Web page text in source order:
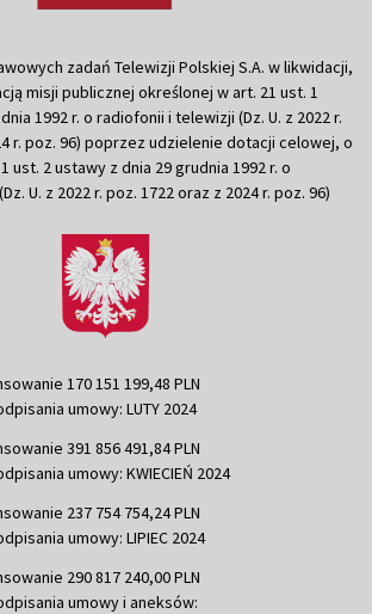
zadań Telewizji Polskiej S.A. w likwidacji,
misji publicznej określonej w art. 21 ust. 1
1992 r. o radiofonii i telewizji (Dz. U. z 2022 r.
r. poz. 96) poprzez udzielenie dotacji celowej, o
ust. 2 ustawy z dnia 29 grudnia 1992 r. o
U. z 2022 r. poz. 1722 oraz z 2024 r. poz. 96)
170 151 199,48 PLN
umowy: LUTY 2024
391 856 491,84 PLN
umowy: KWIECIEŃ 2024
237 754 754,24 PLN
umowy: LIPIEC 2024
290 817 240,00 PLN
umowy i aneksów: